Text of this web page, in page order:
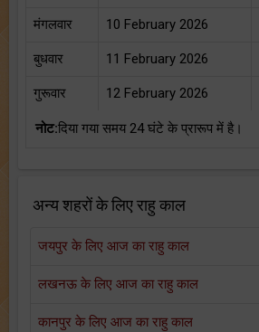
मंगलवार 10 February 2026
बुधवार 11 February 2026
गुरूवार 12 February 2026
नोट:दिया गया समय 24 घंटे के प्रारूप में है।
अन्य शहरों के लिए राहु काल
जयपुर के लिए आज का राहु काल
लखनऊ के लिए आज का राहु काल
कानपुर के लिए आज का राहु काल